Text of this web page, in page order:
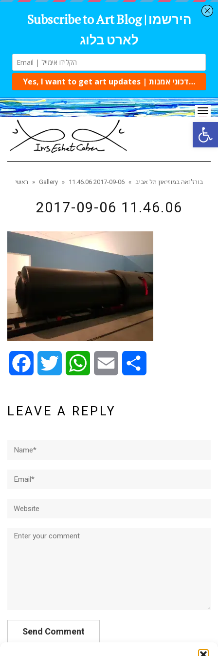
ראשי » Gallery » בורז'ואה במוזיאון תל אביב »
2017-09-06 11.46.06
2017-09-06 11.46.06
Facebook Twitter WhatsApp Email
LEAVE A REPLY
Comment